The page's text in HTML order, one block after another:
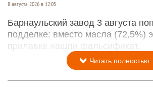
8 августа 2026 в 12:05
Барнаульский завод 3 августа
подделке: вместо масла (72,5%)
прилавке нашли фальсификат.
Читать полностью